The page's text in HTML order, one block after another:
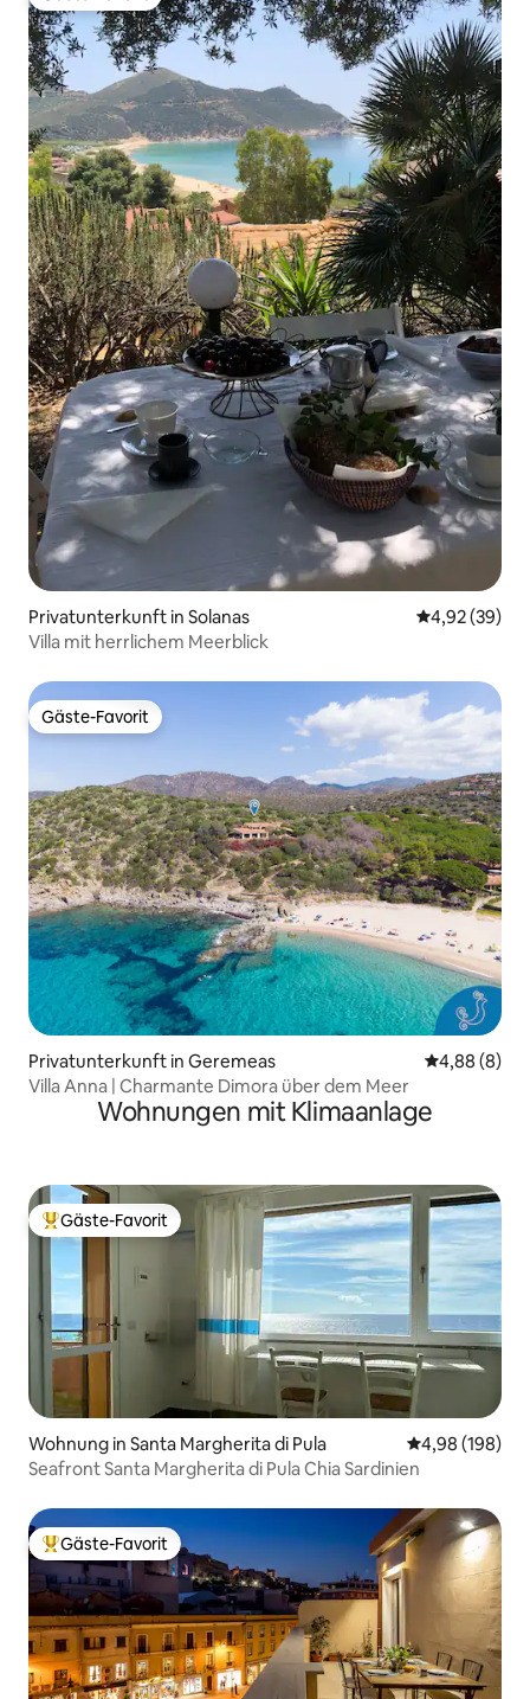
Gäste-Favorit
Privatunterkunft in Solanas
4,92 (39)
Villa mit herrlichem Meerblick
Gäste-Favorit
Gäste-Favorit
Privatunterkunft in Geremeas
4,88 (8)
Villa Anna | Charmante Dimora über dem Meer
Wohnungen mit Klimaanlage
Beliebter Gäste-Favorit.
Gäste-Favorit
Wohnung in Santa Margherita di Pula
4,98 (198)
Seafront Santa Margherita di Pula Chia Sardinien
Beliebter Gäste-Favorit.
Gäste-Favorit